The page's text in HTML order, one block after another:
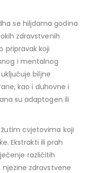
se hiljdama godina
zdravstvenih
pripravak koji
i mentalnog
biljne
kao i duhovne i
su adaptogen ili
cvjetovima koji
Ekstrakti ili prah
različitih
zdravstvene